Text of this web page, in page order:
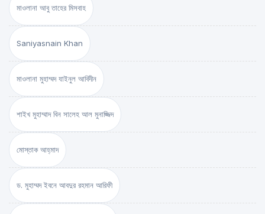
মাওলানা আবু তাহের মিসবাহ
Saniyasnain Khan
মাওলানা মুহাম্মদ যাইনুল আবিদীন
শাইখ মুহাম্মাদ বিন সালেহ আল মুনাজ্জিদ
মোস্তাক আহ্‌মাদ
ড. মুহাম্মদ ইবনে আবদুর রহমান আরিফী